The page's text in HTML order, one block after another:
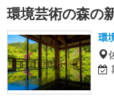
環境芸術の森の
環